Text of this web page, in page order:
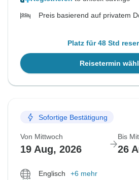
Preis basierend auf privatem
Platz für 48 Std
Reisetermin
Sofortige Bestätigung
Von Mittwoch
19 Aug, 2026
Bis
26
Englisch
+6 mehr